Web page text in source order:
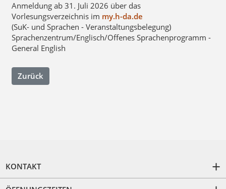
Anmeldung ab 31. Juli 2026 über das
Vorlesungsverzeichnis im my.h-da.de
(SuK- und Sprachen - Veranstaltungsbelegung)
Sprachenzentrum/Englisch/Offenes Sprachenprogramm -
General English
Zurück
KONTAKT